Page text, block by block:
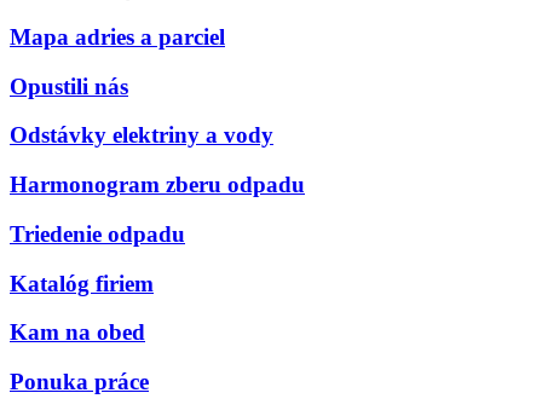
Mapa adries a parciel
Opustili nás
Odstávky elektriny a vody
Harmonogram zberu odpadu
Triedenie odpadu
Katalóg firiem
Kam na obed
Ponuka práce